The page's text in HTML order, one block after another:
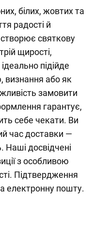
білих, жовтих та
радості й
святкову
щирості,
підійде
визнання або як
замовити
гарантує,
себе чекати. Ви
час доставки —
досвідчені
з особливою
Підтвердження
електронну пошту.